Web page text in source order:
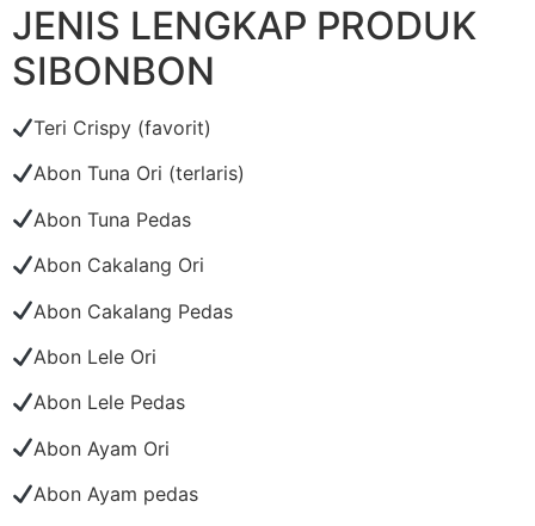
JENIS LENGKAP PRODUK
SIBONBON
Teri Crispy (favorit)
Abon Tuna Ori (terlaris)
Abon Tuna Pedas
Abon Cakalang Ori
Abon Cakalang Pedas
Abon Lele Ori
Abon Lele Pedas
Abon Ayam Ori
Abon Ayam pedas